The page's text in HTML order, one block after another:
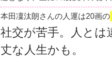
本田凜汰朗さんの人運は20画の
社交が苦手。人とは
丈な人生かも。